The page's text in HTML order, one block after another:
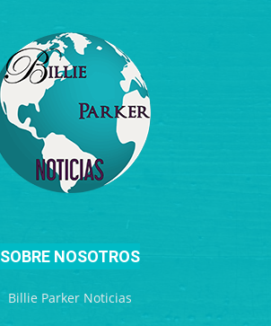
SOBRE NOSOTROS
Billie Parker Noticias